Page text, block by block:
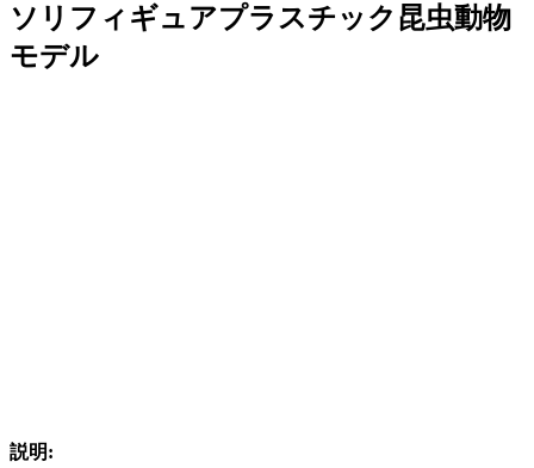
ソリフィギュアプラスチック昆虫動物
モデル
説明: